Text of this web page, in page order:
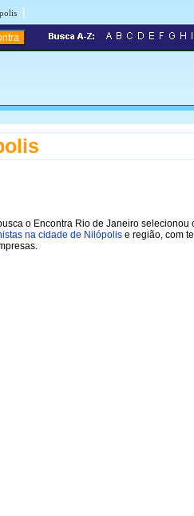
|
o Encontra Rio de Janeiro selecionou
na cidade de Nilópolis e região, com